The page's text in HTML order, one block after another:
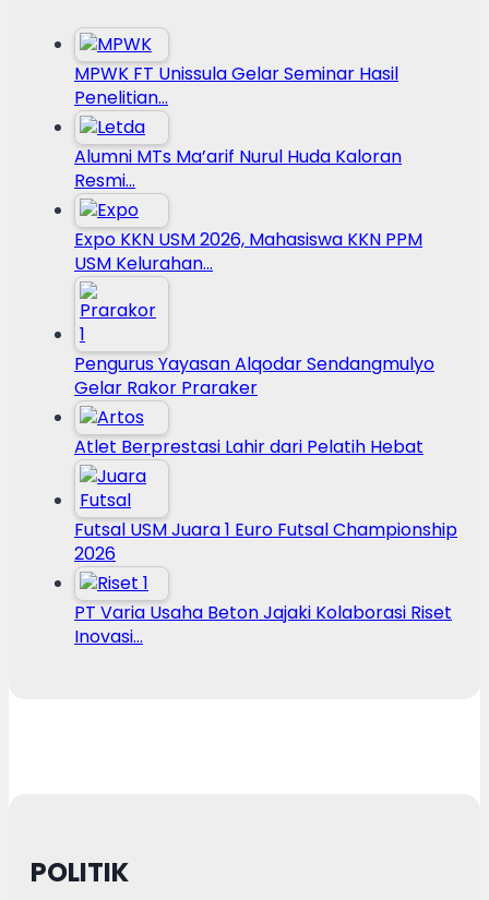
MPWK FT Unissula Gelar Seminar Hasil
Penelitian…
Alumni MTs Ma’arif Nurul Huda Kaloran
Resmi…
Expo KKN USM 2026, Mahasiswa KKN PPM
USM Kelurahan…
Pengurus Yayasan Alqodar Sendangmulyo
Gelar Rakor Praraker
Atlet Berprestasi Lahir dari Pelatih Hebat
Futsal USM Juara 1 Euro Futsal Championship
2026
PT Varia Usaha Beton Jajaki Kolaborasi Riset
Inovasi…
POLITIK